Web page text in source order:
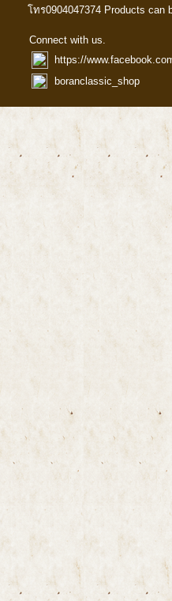
โทร0904047374 Products can
Connect with us.
https://
boranclassic_shop